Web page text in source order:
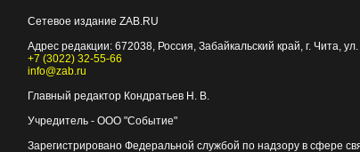
Сетевое издание ZAB.RU
Адрес редакции: 672038, Россия, Забайкальский край, г. Чита,
+7 (3022) 32-55-66
info@zab.ru
Главный редактор Кондратьев Н. В.
Учредитель - ООО "Событие"
Зарегистрировано Федеральной службой по надзору в сфере